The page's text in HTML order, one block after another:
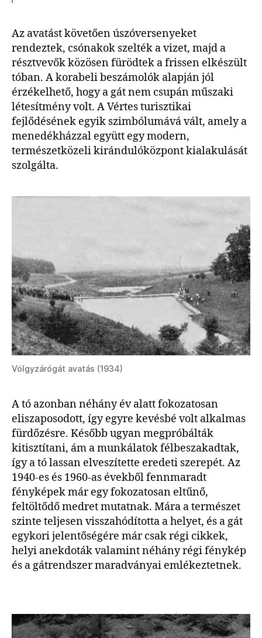
Az avatást követően úszóversenyeket
rendeztek, csónakok szelték a vizet, majd a
résztvevők közösen fürödtek a frissen elkészült
tóban. A korabeli beszámolók alapján jól
érzékelhető, hogy a gát nem csupán műszaki
létesítmény volt. A Vértes turisztikai
fejlődésének egyik szimbólumává vált, amely a
menedékházzal együtt egy modern,
természetközeli kirándulóközpont kialakulását
szolgálta.
Völgyzárógát avatás (1934)
A tó azonban néhány év alatt fokozatosan
eliszaposodott, így egyre kevésbé volt alkalmas
fürdőzésre. Később ugyan megpróbálták
kitisztítani, ám a munkálatok félbeszakadtak,
így a tó lassan elveszítette eredeti szerepét. Az
1940-es és 1960-as évekből fennmaradt
fényképek már egy fokozatosan eltűnő,
feltöltődő medret mutatnak. Mára a természet
szinte teljesen visszahódította a helyet, és a gát
egykori jelentőségére már csak régi cikkek,
helyi anekdoták valamint néhány régi fénykép
és a gátrendszer maradványai emlékeztetnek.